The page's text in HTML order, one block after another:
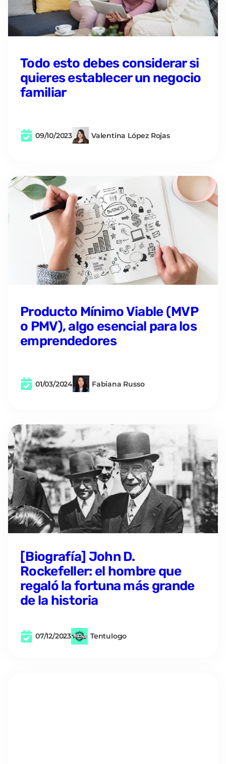
Todo esto debes considerar si
quieres establecer un negocio
familiar
09/10/2023 Valentina López Rojas
Producto Mínimo Viable (MVP
o PMV), algo esencial para los
emprendedores
01/03/2024 Fabiana Russo
[Biografía] John D.
Rockefeller: el hombre que
regaló la fortuna más grande
de la historia
07/12/2023 Tentulogo